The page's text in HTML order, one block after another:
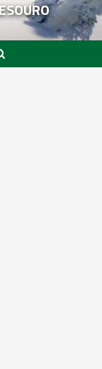
The Last of Us Limited